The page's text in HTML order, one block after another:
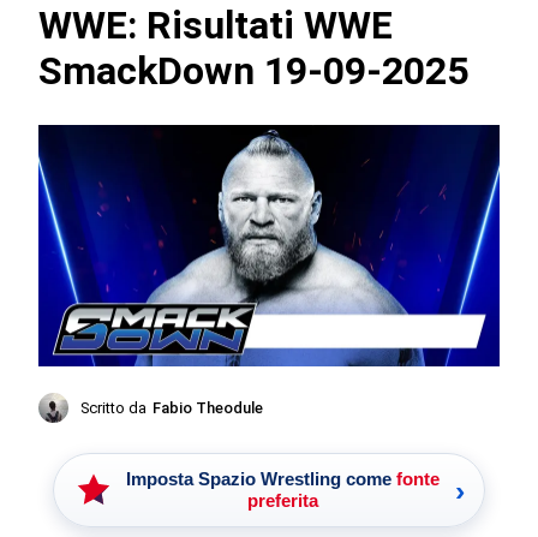
WWE: Risultati WWE
SmackDown 19-09-2025
Scritto da Fabio Theodule
Imposta Spazio Wrestling come fonte
preferita
›